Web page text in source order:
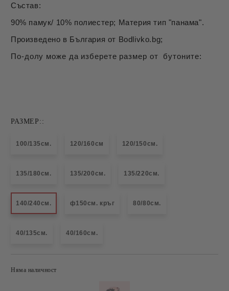
Състав:
90% памук/ 10% полиестер; Материя тип "панама".
Произведено в България от Bodlivko.bg;
По-долу може да изберете размер от бутоните:
РАЗМЕР::
100/135см. 120/160см 120/150см.
135/180см. 135/200см. 135/220см.
140/240см. ф150см. кръг 80/80см.
40/135см. 40/160см.
Няма наличност